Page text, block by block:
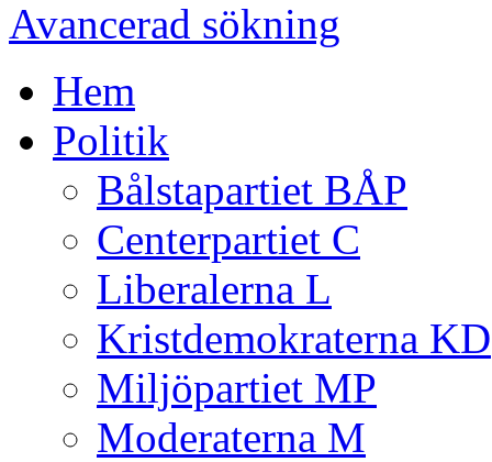
Avancerad sökning
Hem
Politik
Bålstapartiet BÅP
Centerpartiet C
Liberalerna L
Kristdemokraterna KD
Miljöpartiet MP
Moderaterna M